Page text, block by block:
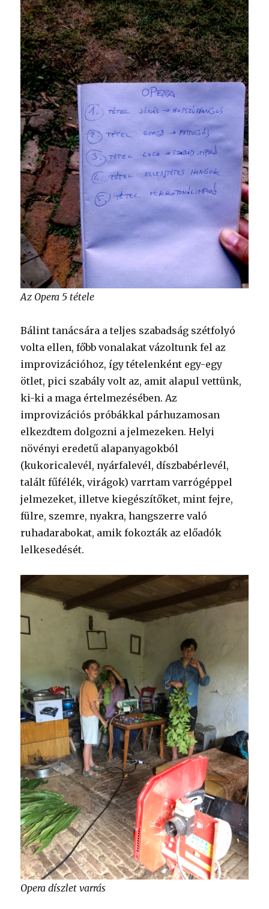
Az Opera 5 tétele
Bálint tanácsára a teljes szabadság szétfolyó
volta ellen, főbb vonalakat vázoltunk fel az
improvizációhoz, így tételenként egy-egy
ötlet, pici szabály volt az, amit alapul vettünk,
ki-ki a maga értelmezésében. Az
improvizációs próbákkal párhuzamosan
elkezdtem dolgozni a jelmezeken. Helyi
növényi eredetű alapanyagokból
(kukoricalevél, nyárfalevél, díszbabérlevél,
talált fűfélék, virágok) varrtam varrógéppel
jelmezeket, illetve kiegészítőket, mint fejre,
fülre, szemre, nyakra, hangszerre való
ruhadarabokat, amik fokozták az előadók
lelkesedését.
Opera díszlet varrás